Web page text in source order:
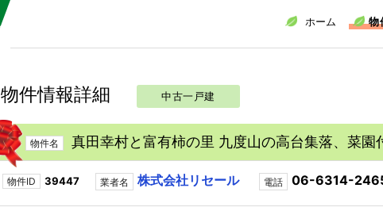
ホーム 物
物件情報詳細 中古一戸建
物件名 真田幸村と富有柿の里 九度山の高台集落、菜園
物件ID 39447 業者名 株式会社リセール 電話 06-6314-